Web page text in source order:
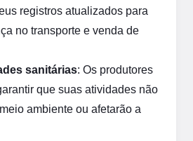
registros atualizados para
no transporte e venda de
sanitárias: Os produtores
que suas atividades não
ambiente ou afetarão a